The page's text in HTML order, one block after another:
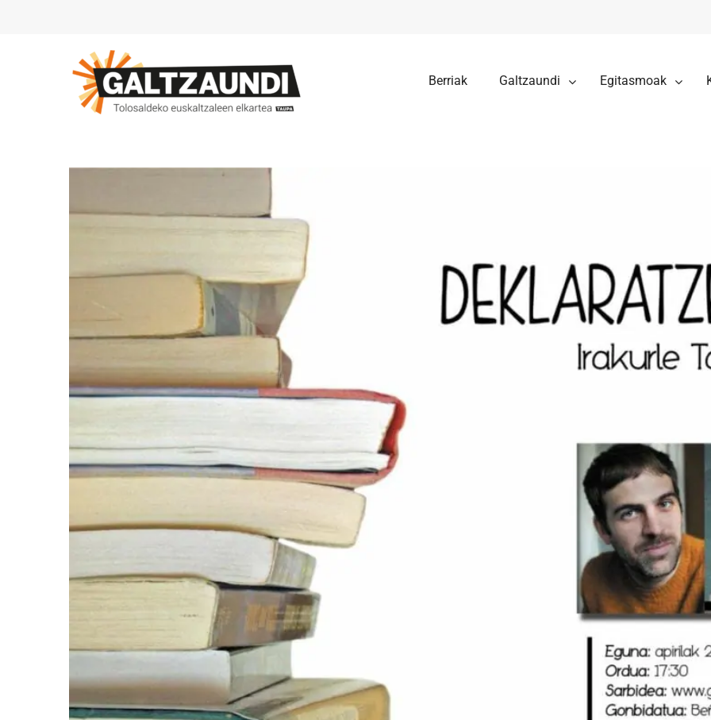
Berriak Galtzaundi Egitasmoak